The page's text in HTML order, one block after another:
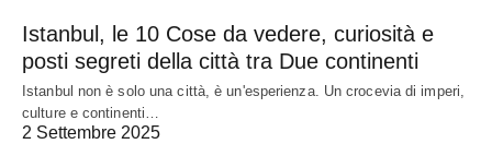
Istanbul, le 10 Cose da vedere, curiosità e
posti segreti della città tra Due continenti
Istanbul non è solo una città, è un'esperienza. Un crocevia di imperi,
culture e continenti…
2 Settembre 2025